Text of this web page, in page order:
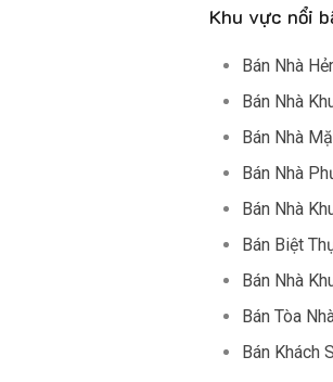
Khu vực nổi
Bán Nhà
Bán Nhà
Bán Nhà
Bán Nhà
Bán Nhà
Bán Biệt
Bán Nhà
Bán Tòa
Bán Khách